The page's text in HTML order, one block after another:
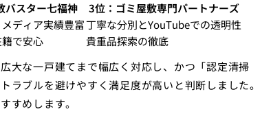
バスター七福神
3位：ゴミ屋敷専門パートナーズ
ディア実績豊富丁寧な分別とYouTubeでの透明性
で安心
貴重品探索の徹底
大な一戸建てまで幅広く対応し、かつ「認定清掃
ブルを避けやすく満足度が高いと判断しました。
すめします。